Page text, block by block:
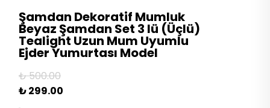
Şamdan Dekoratif Mumluk
Beyaz Şamdan Set 3 lü (Üçlü)
Tealight Uzun Mum Uyumlu
Ejder Yumurtası Model
₺ 500.00
₺ 299.00